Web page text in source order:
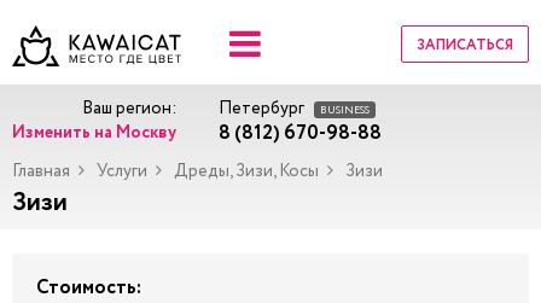
ЗАПИСАТЬСЯ
Ваш регион:
Изменить на Москву
Петербург BUSINESS
8 (812) 670-98-88
Главная Услуги Дреды, Зизи, Косы Зизи
Зизи
Стоимость: